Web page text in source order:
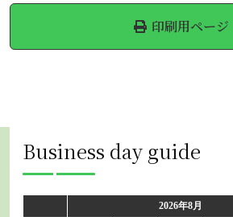
印刷用ページ
Business day guide